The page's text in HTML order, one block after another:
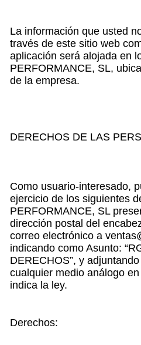
La información que usted
través de este sitio web
aplicación será alojada en
PERFORMANCE, SL,
de la empresa.
DERECHOS DE LAS
Como usuario-interesado,
ejercicio de los siguientes
PERFORMANCE, SL
dirección postal del
correo electrónico a
indicando como Asunto:
DERECHOS”, y
cualquier medio análogo
indica la ley.
Derechos: